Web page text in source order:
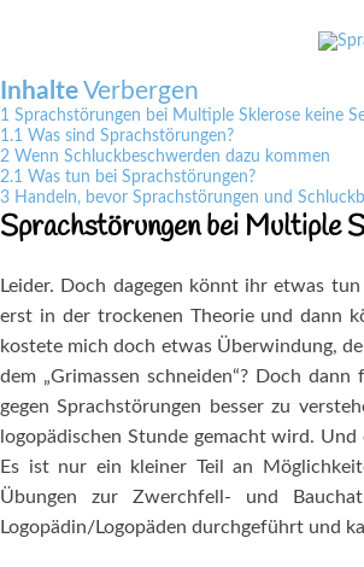
InhalteVerbergen
1 Sprachstörungen bei Multiple Sklerose keine
1.1 Was sind Sprachstörungen?
2 Wenn Schluckbeschwerden dazu kommen
2.1 Was tun bei Sprachstörungen?
3 Handeln, bevor Sprachstörungen und
Sprachstörungen bei Multiple
Leider. Doch dagegen könnt ihr etwas
erst in der trockenen Theorie und dann
kostete mich doch etwas Überwindung,
dem „Grimassen schneiden“? Doch
gegen Sprachstörungen besser zu
logopädischen Stunde gemacht wird.
Es ist nur ein kleiner Teil an
Übungen zur Zwerchfell- und
Logopädin/Logopäden durchgeführt und